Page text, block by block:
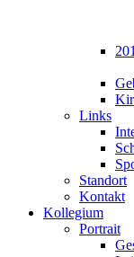
Links
Standort
Kontakt
Kollegium
Portrait